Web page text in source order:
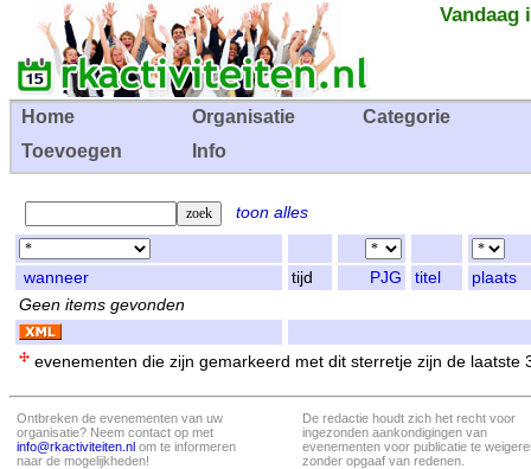
Vandaag
Home Organisatie
Categorie
Toevoegen
Info
toon alles
wanneer tijd PJG titel
plaats
Geen items gevonden
evenementen die zijn gemarkeerd met dit sterretje zijn de laatste
Ontbreken de evenementen van uw
organisatie? Neem contact op met
info@rkactiviteiten.nl om te informeren
naar de mogelijkheden!
De redactie houdt zich het recht voor
ingezonden aankondigingen van
evenementen voor publicatie te
zonder opgaaf van redenen.